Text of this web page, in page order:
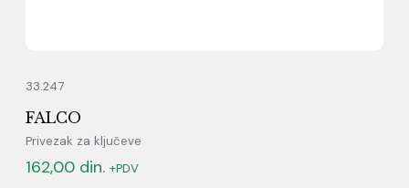
33.247
FALCO
Privezak za ključeve
162,00 din. +PDV